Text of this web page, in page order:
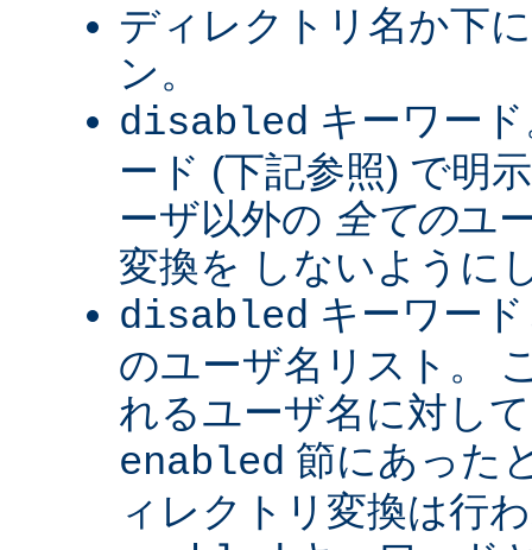
ディレクトリ名か下
ン。
disabled キーワー
ード (下記参照) で明
ーザ以外の 全てのユ
変換を しないように
disabled キーワー
のユーザ名リスト。
れるユーザ名に対し
enabled 節にあった
ィレクトリ変換は行